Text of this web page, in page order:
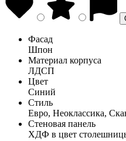
Фасад
Шпон
Материал корпуса
ЛДСП
Цвет
Синий
Стиль
Евро, Неоклассика,
Стеновая панель
ХДФ в цвет